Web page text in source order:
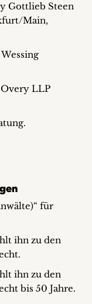
Gottlieb Steen
Main,
LLP
für
ihn zu den
ihn zu den
bis 50 Jahre.